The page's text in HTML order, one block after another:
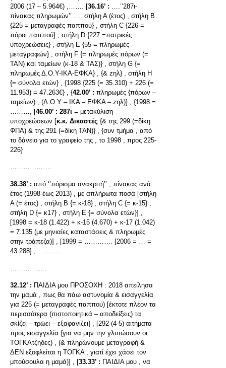
2006 (17 – 5.964€) ,……. [36.16’ : ….’’287ι-
πίνακας πληρωμών’’ …. στήλη Α (έτος) , στήλη Β
{225 = μεταγραφές παππού} , στήλη C {226 =
πόροι παππού} , στήλη D {227 =πατρικές
υποχρεώσεις} , στήλη Ε {55 = πληρωμές
μεταγραφών} , στήλη F {= πληρωμές πόρων (=
ΤΑΝ) και ταμείων (κ-18 & ΤΑΣ)} , στήλη G {=
πληρωμές Δ.Ο.Υ-ΙΚΑ-ΕΦΚΑ} , {& zηλ} , στήλη Η
{= σύνολα ετών} , {1998 {225 (= 35.310) + 226 (=
11.953) = 47.263€} , {42.00’ : πληρωμές {πόρων –
ταμείων) , (Δ.Ο.Υ – ΙΚΑ – ΕΦΚΑ – zηλ)} , {1998 =
………, [46.00’ : 287ι = μετακύλιση
υποχρεώσεων [κ.κ. Δικαστές {& της 299 (=δίκη
ΦΠΑ) & της 291 (=δίκη ΤΑΝ)} , {συν τμήμα , από
το δάνειο για το γραφείο της , το 1998 , προς 225-
226}
……………….
38.38’ : από ‘’πόρισμα ανακριτή’’ , πίνακας ανά
έτος (1998 έως 2013) , με απλήρωτα ποσά [στήλη
Α (= έτος) , στήλη Β {= κ-18} , στήλη C {= κ-15} ,
στήλη D {= κ17} , στήλη Ε {= σύνολα ετών}] ,
[1998 = κ-18 (1.422) + κ-15 (4.670) + κ-17 (1.042)
= 7.135 (με μηνιαίες καταστάσεις & πληρωμές
στην τράπεζα)] , [1999 = …………. [2006 = … =
43.288] , ………..
……………..
32.12’ : ΠΑΙΔΙΑ μου ΠΡΟΣΟΧΗ : 2018 απείλησα
την μαμά , πως θα πάω αστυνομία & εισαγγελία
για 225 (= μεταγραφές παππού) [έκτοτε πλέον τα
περισσότερα (πιστοποιητικά – αποδείξεις) τα
σκίζει – τρώει – εξαφανίζει] , [292-(4-5) αιτήματα
προς εισαγγελία {για να μην την γλυτώσουν οι
ΤΟΓΚΑτζηδες) , (& πληρώνουμε μεταγραφή &
ΔΕΝ εξοφλείται η ΤΟΓΚΑ , γιατί έχει χάσει τον
μπούσουλα η μαμά)] , [33.33’ : ΠΑΙΔΙΑ μου , να